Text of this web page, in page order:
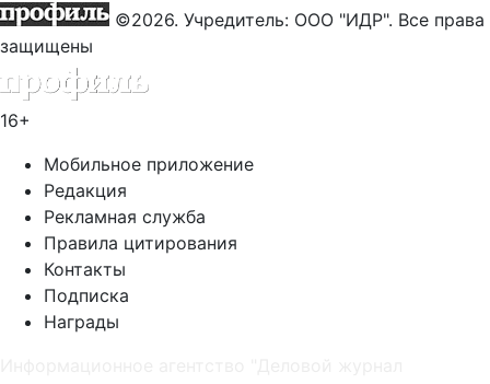
©2026. Учредитель: ООО "ИДР". Все права
защищены
16+
Мобильное приложение
Редакция
Рекламная служба
Правила цитирования
Контакты
Подписка
Награды